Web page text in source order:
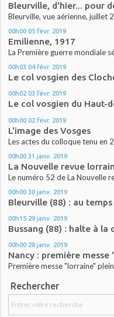
Bleurville, d'hier... pour
Bleurville, vue aérienne, juillet
00h00 05 févr. 2019
Emilienne, 1917
La Première guerre mondiale
00h03 04 févr. 2019
Le col vosgien des
00h02 03 févr. 2019
Le col vosgien du Haut-
00h00 02 févr. 2019
L'image des Vosges
Les actes du colloque tenu en
00h00 31 janv. 2019
La Nouvelle revue
Le numéro 52 de La Nouvelle
00h00 30 janv. 2019
Bleurville (88) : au
00h15 29 janv. 2019
Bussang (88) : halte à la
00h00 28 janv. 2019
Nancy : première
Première messe "lorraine"
Rechercher